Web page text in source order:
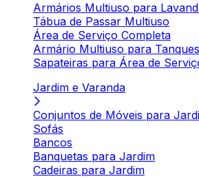
Armários Multiuso para
Tábua de Passar Multiuso
Área de Serviço Completa
Armário Multiuso para Tanques
Sapateiras para Área de
Jardim e Varanda
Conjuntos de Móveis para
Sofás
Bancos
Banquetas para Jardim
Cadeiras para Jardim